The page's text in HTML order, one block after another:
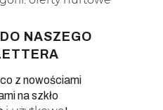
NASZEGO
z nowościami
na szkło